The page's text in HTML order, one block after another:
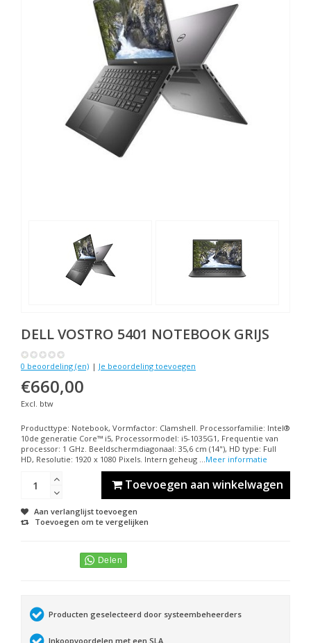
DELL VOSTRO 5401 NOTEBOOK GRIJS
0 beoordeling (en) | Je beoordeling toevoegen
€660,00
Excl. btw
Producttype: Notebook, Vormfactor: Clamshell. Processorfamilie: Intel®
10de generatie Core™ i5, Processormodel: i5-1035G1, Frequentie van
processor: 1 GHz. Beeldschermdiagonaal: 35,6 cm (14"), HD type: Full
HD, Resolutie: 1920 x 1080 Pixels. Intern geheug ...Meer informatie
Toevoegen aan winkelwagen
Aan verlanglijst toevoegen
Toevoegen om te vergelijken
Producten geselecteerd door systeembeheerders
Inkoopvoordelen met een SLA